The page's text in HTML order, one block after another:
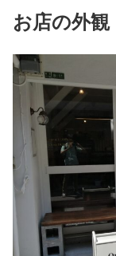
お店の外観